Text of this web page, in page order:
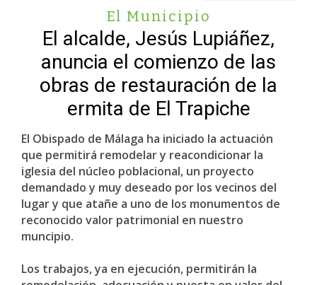
El Municipio
El alcalde, Jesús Lupiáñez,
anuncia el comienzo de las
obras de restauración de la
ermita de El Trapiche
El Obispado de Málaga ha iniciado la actuación
que permitirá remodelar y reacondicionar la
iglesia del núcleo poblacional, un proyecto
demandado y muy deseado por los vecinos del
lugar y que atañe a uno de los monumentos de
reconocido valor patrimonial en nuestro
muncipio.
Los trabajos, ya en ejecución, permitirán la